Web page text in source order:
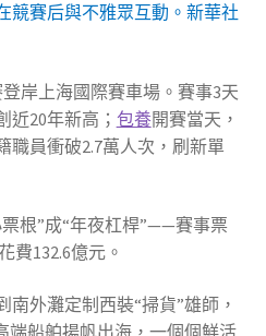
競賽后與不雅眾互動。新華社
岸上海國際賽車場。賽事3天
近20年新高； 包養開賽當天，
職員衝破2.7萬人次，刷新單
根”成“年夜杠桿”——賽事票
費132.6億元。
外灘定制西裝“掃貨”雄師，
端船舶揚帆出海，一個個鮮活